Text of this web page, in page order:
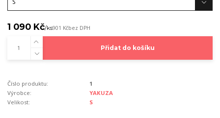
1 090 Kč/ks901 Kčbez DPH
Přidat do košíku
Číslo produktu:
1
Výrobce:
YAKUZA
Velikost:
S